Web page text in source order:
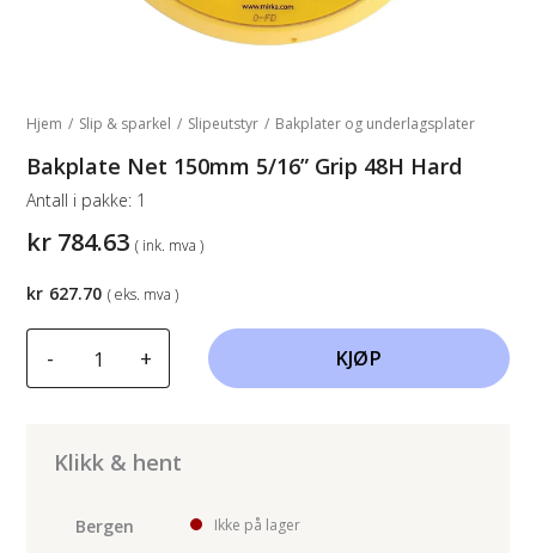
Hjem / Slip & sparkel / Slipeutstyr / Bakplater og underlagsplater
Bakplate Net 150mm 5/16” Grip 48H Hard
kr 784.63 ( ink. mva )
Antall i pakke: 1
-
Grip
+ KJØP
Klikk & hent
Bergen Ikke på lager
kr 627.70 ( eks. mva )